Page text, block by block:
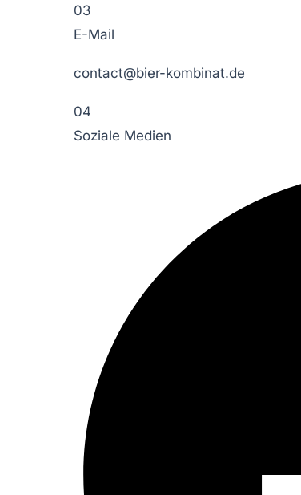
03
E-Mail
contact@bier-kombinat.de
04
Soziale Medien